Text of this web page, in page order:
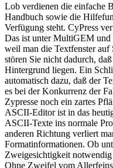
Lob verdienen die einfache
Handbuch sowie die
Verfügung steht. CyPress
Das ist unter MultiGEM und
weil man die Textfenster
stören Sie nicht dadurch,
Hintergrund liegen. Ein
automatisch dazu, daß der
es bei der Konkurrenz der
Zypresse noch ein zartes
ASCII-Editor ist in das
ASCII-Texte ins normale
anderen Richtung verliert
Formatinformationen. Ob
Zweigesichtigkeit
Ohne Zweifel vom